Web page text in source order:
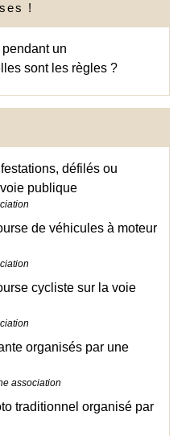
!
un
sont les règles ?
défilés ou
publique
de véhicules à moteur
cycliste sur la voie
organisés par une
association
traditionnel organisé par